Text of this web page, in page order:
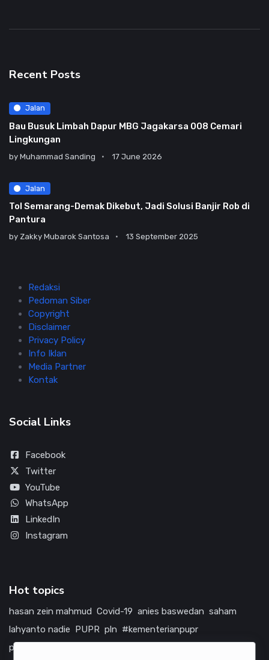
Recent Posts
Jalan
Bau Busuk Limbah Dapur MBG Jagakarsa 008 Cemari
Lingkungan
by Muhammad Sanding 17 June 2026
Jalan
Tol Semarang-Demak Dikebut, Jadi Solusi Banjir Rob di
Pantura
by Zakky Mubarok Santosa 13 September 2025
Redaksi
Pedoman Siber
Copyright
Disclaimer
Privacy Policy
Info Iklan
Media Partner
Kontak
Social Links
Facebook
Twitter
YouTube
WhatsApp
LinkedIn
Instagram
Hot topics
hasan zein mahmud Covid-19 anies baswedan saham
lahyanto nadie PUPR pln #kementerianpupr
prabowo subianto